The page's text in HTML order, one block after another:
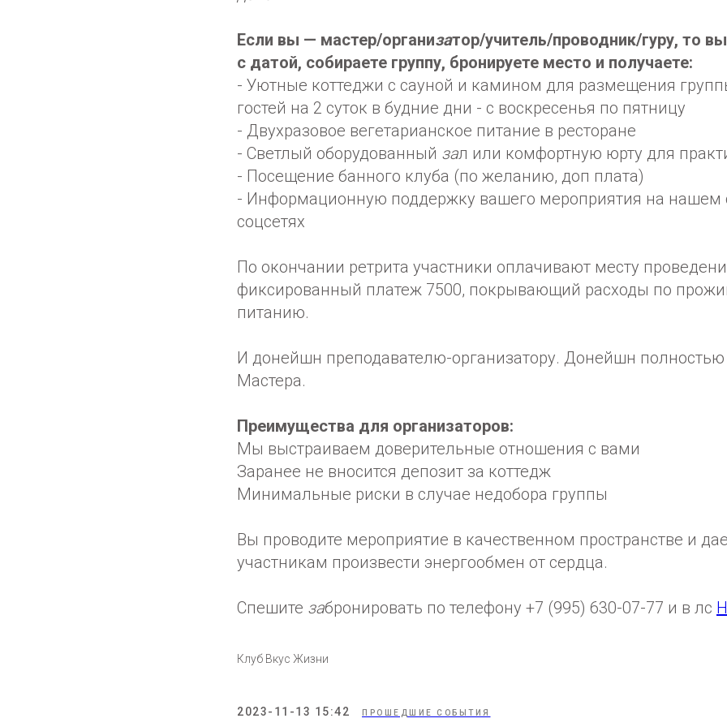
Если вы — мастер/организатор/учитель/проводник/гуру, то
с датой, собираете группу, бронируете место и получаете:
- Уютные коттеджи с сауной и камином для размещения
гостей на 2 суток в будние дни - с воскресенья по пятницу
- Двухразовое вегетарианское питание в ресторане
- Светлый оборудованный зал или комфортную юрту для
- Посещение банного клуба (по желанию, доп плата)
- Информационную поддержку вашего мероприятия на нашем
соцсетях
По окончании ретрита участники оплачивают месту
фиксированный платеж 7500, покрывающий расходы по
питанию.
И донейшн преподавателю-организатору. Донейшн полностью
Мастера.
Преимущества для организаторов:
Мы выстраиваем доверительные отношения с вами
Заранее не вносится депозит за коттедж
Минимальные риски в случае недобора группы
Вы проводите мероприятие в качественном пространстве и
участникам произвести энергообмен от сердца.
Спешите забронировать по телефону +7 (995) 630-07-77 и в лс
Клуб Вкус Жизни
2023-11-13 15:42 ПРОШЕДШИЕ СОБЫТИЯ